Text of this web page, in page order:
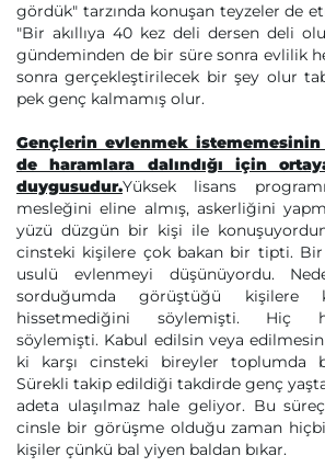
gördük" tarzında konuşan teyzeler de
"Bir akıllıya 40 kez deli dersen deli
gündeminden de bir süre sonra evlilik
sonra gerçekleştirilecek bir şey olur
pek genç kalmamış olur.
Gençlerin evlenmek
de haramlara dalındığı için
duygusudur.Yüksek lisans
mesleğini eline almış, askerliğini
yüzü düzgün bir kişi ile
cinsteki kişilere çok bakan bir tipti.
usulü evlenmeyi düşünüyordu.
sorduğumda görüştüğü kişilere
hissetmediğini söylemişti. Hiç
söylemişti. Kabul edilsin veya
ki karşı cinsteki bireyler toplumda
Sürekli takip edildiği takdirde genç
adeta ulaşılmaz hale geliyor. Bu
cinsle bir görüşme olduğu zaman
kişiler çünkü bal yiyen baldan bıkar.